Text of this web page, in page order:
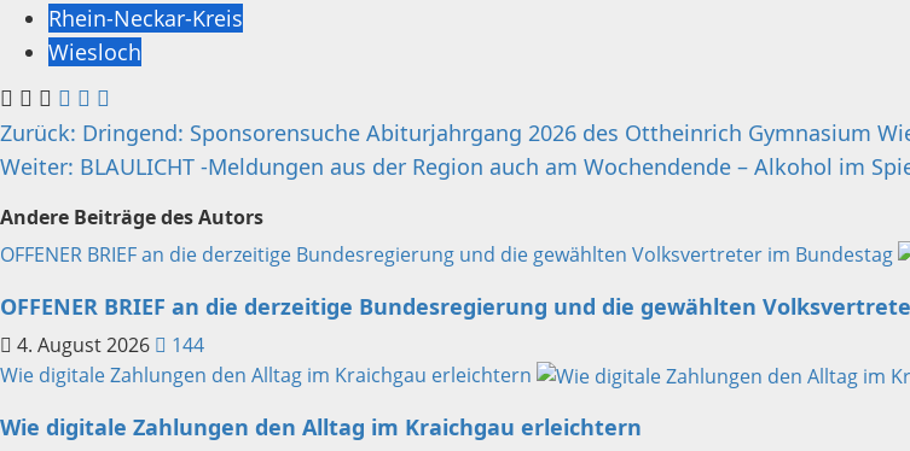
Rhein-Neckar-Kreis
Wiesloch
Beitragsnavigation
Zurück: Dringend: Sponsorensuche Abiturjahrgang 2026 des Ottheinrich Gymnasium
Weiter: BLAULICHT -Meldungen aus der Region auch am Wochendende – Alkohol im
Andere Beiträge des Autors
OFFENER BRIEF an die derzeitige Bundesregierung und die gewählten Volksvertreter im Bundestag
OFFENER BRIEF an die derzeitige Bundesregierung und die gewählten
4. August 2026
144
Wie digitale Zahlungen den Alltag im Kraichgau erleichtern
Wie digitale Zahlungen den Alltag im Kraichgau erleichtern